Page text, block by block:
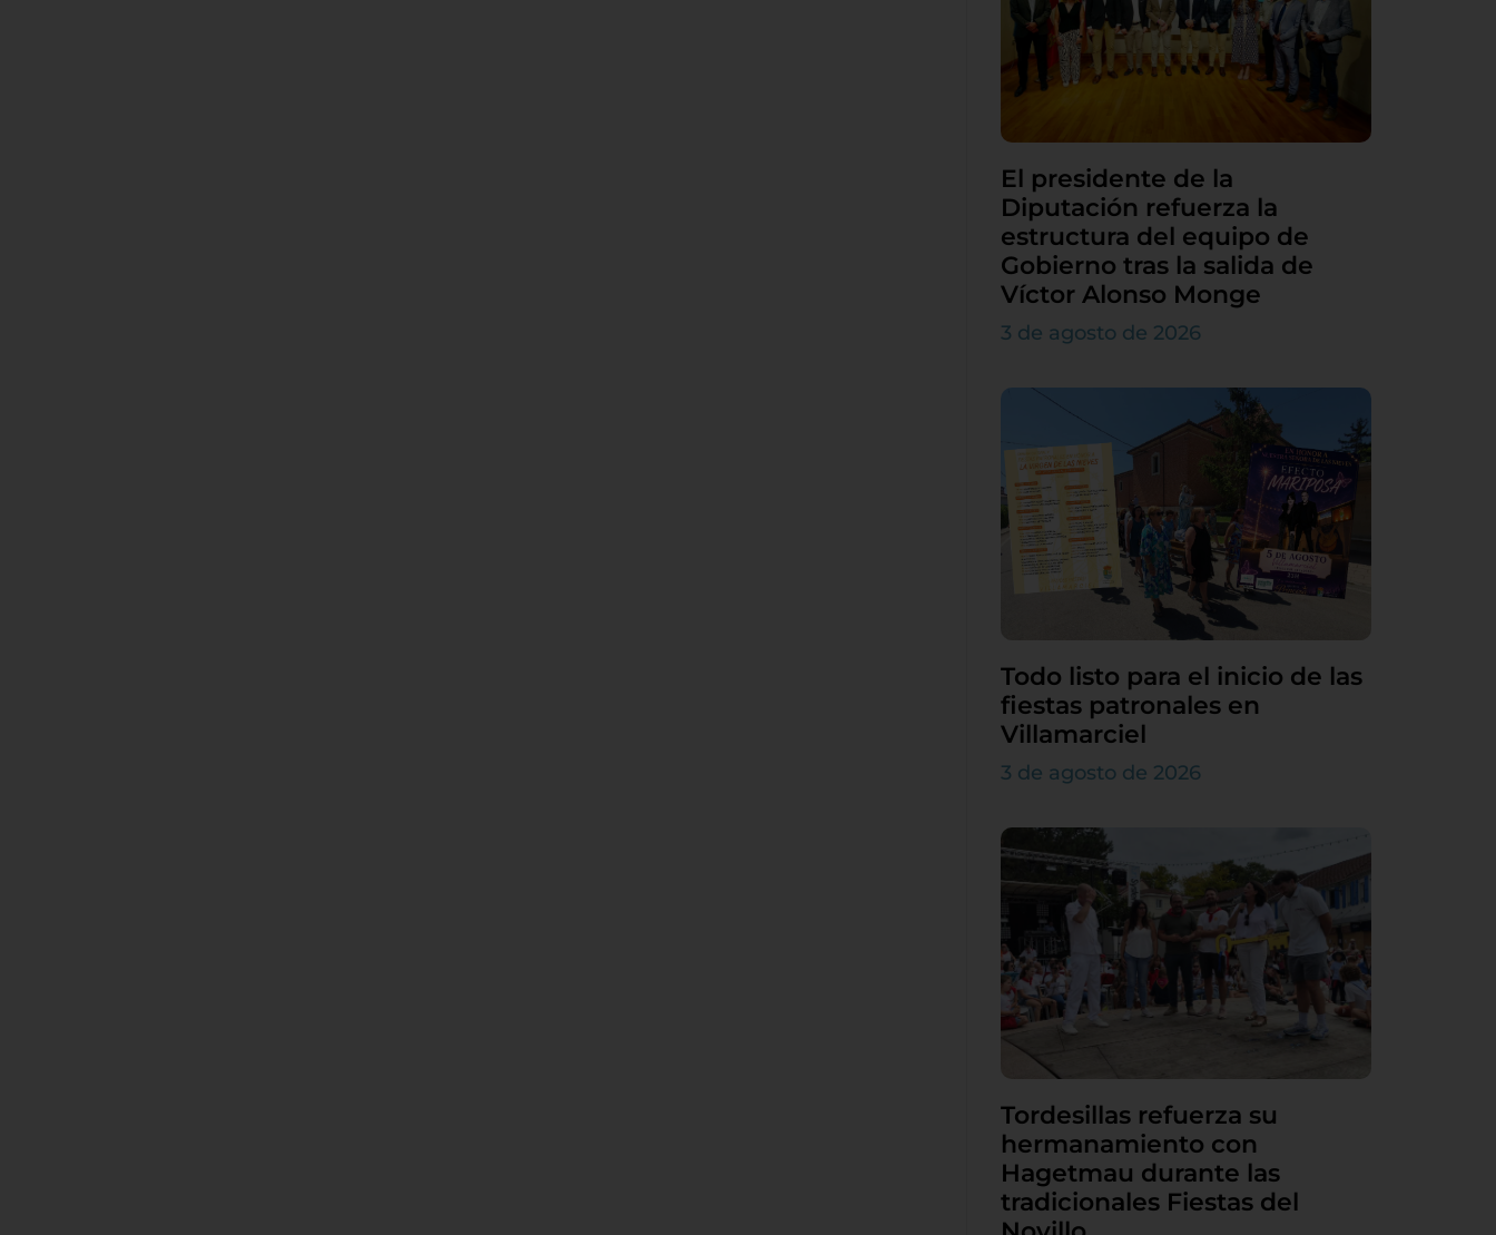
El presidente de la
Diputación refuerza la
estructura del equipo de
Gobierno tras la salida de
Víctor Alonso Monge
3 de agosto de 2026
Todo listo para el inicio de las
fiestas patronales en
Villamarciel
3 de agosto de 2026
Tordesillas refuerza su
hermanamiento con
Hagetmau durante las
tradicionales Fiestas del